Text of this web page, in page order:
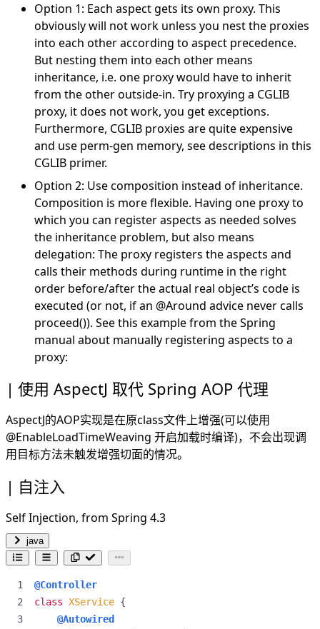
Option 1: Each aspect gets its own proxy. This
obviously will not work unless you nest the proxies
into each other according to aspect precedence.
But nesting them into each other means
inheritance, i.e. one proxy would have to inherit
from the other outside-in. Try proxying a CGLIB
proxy, it does not work, you get exceptions.
Furthermore, CGLIB proxies are quite expensive
and use perm-gen memory, see descriptions in this
CGLIB primer.
Option 2: Use composition instead of inheritance.
Composition is more flexible. Having one proxy to
which you can register aspects as needed solves
the inheritance problem, but also means
delegation: The proxy registers the aspects and
calls their methods during runtime in the right
order before/after the actual real object’s code is
executed (or not, if an @Around advice never calls
proceed()). See this example from the Spring
manual about manually registering aspects to a
proxy:
使用 AspectJ 取代 Spring AOP 代理
AspectJ的AOP实现是在原class文件上增强(可以使用
@EnableLoadTimeWeaving 开启加载时编译)，不会出现调
用目标方法未触发增强切面的情况。
自注入
Self Injection, from Spring 4.3
java
@Controller
class XService {
@Autowired